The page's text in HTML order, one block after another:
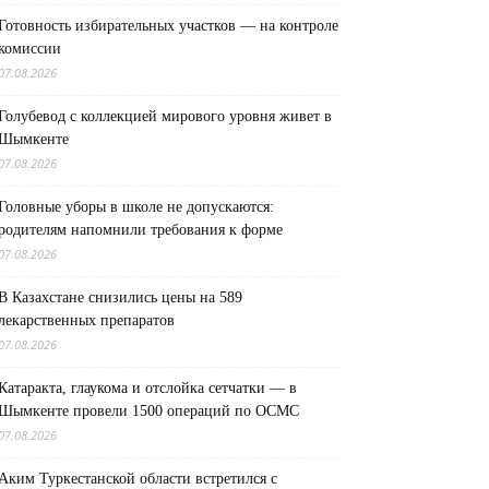
избирательных участков — на контроле
с коллекцией мирового уровня живет в
уборы в школе не допускаются:
напомнили требования к форме
Казахстане снизились цены на 589
препаратов
глаукома и отслойка сетчатки — в
провели 1500 операций по ОСМС
Туркестанской области встретился с